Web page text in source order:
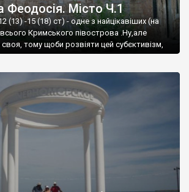
Феодосія. Місто Ч.1
(13) -15 (18) ст) - одне з найцікавіших (на
Кримського півострова .Ну,але
тому щоби розвіяти цей субєктивізм,
це